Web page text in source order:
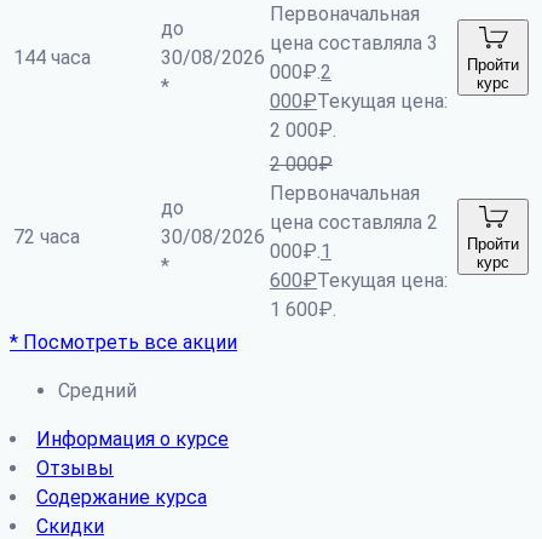
144 часа
до
30/08/2026
*
Первоначальная
цена составляла 3
000₽.2
000₽Текущая цена:
2 000₽.
Пройти
курс
72 часа
до
30/08/2026
*
2 000₽
Первоначальная
цена составляла 2
000₽.1
600₽Текущая цена:
1 600₽.
Пройти
курс
* Посмотреть все акции
Средний
Информация о курсе
Отзывы
Содержание курса
Скидки